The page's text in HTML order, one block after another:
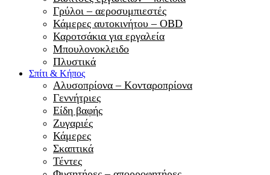
Γρύλοι – αεροσυμπιεστές
Κάμερες αυτοκινήτου – OBD
Καροτσάκια για εργαλεία
Μπουλονοκλειδο
Πλυστικά
Σπίτι & Κήπος
Αλυσοπρίονα – Κονταροπρίονα
Γεννήτριες
Είδη βαφής
Ζυγαριές
Κάμερες
Σκαπτικά
Τέντες